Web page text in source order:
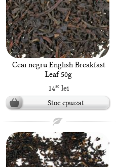
Ceai negru English Breakfast
Leaf 50g
1450lei
Stoc epuizat